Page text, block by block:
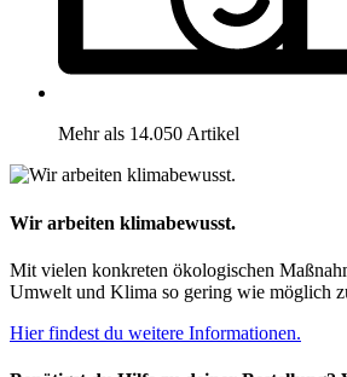
Mehr als 14.050 Artikel
Wir arbeiten klimabewusst.
Mit vielen konkreten ökologischen
Umwelt und Klima so gering wie möglich
Hier findest du weitere Informationen.